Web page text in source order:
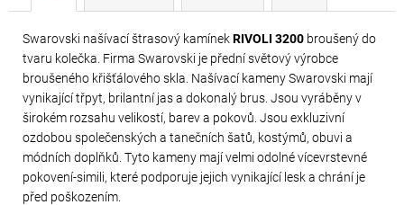
Swarovski našívací štrasový kamínekRIVOLI 3200 broušený do
tvaru kolečka. Firma Swarovski je přední světový výrobce
broušeného křišťálového skla. Našívací kameny Swarovski mají
vynikající třpyt, brilantní jas a dokonalý brus. Jsou vyráběny v
širokém rozsahu velikostí, barev a pokovů. Jsou exkluzivní
ozdobou společenských a tanečních šatů, kostýmů, obuvi a
módních doplňků. Tyto kameny mají velmi odolné vícevrstevné
pokovení-simili, které podporuje jejich vynikající lesk a chrání je
před poškozením.
620
Kč